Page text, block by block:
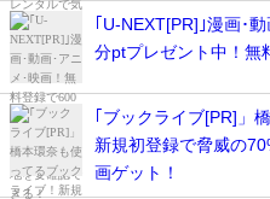
｢U-NEXT[PR]｣漫画･
分ptプレゼント中！無
｢ブックライブ[PR]」
新規初登録で脅威の
画ゲット！